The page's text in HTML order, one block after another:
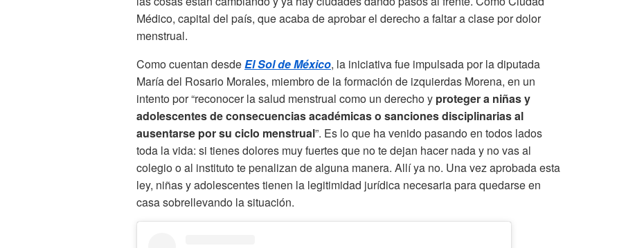
Médico, capital del país, que acaba de aprobar el derecho a faltar a clase por dolor
menstrual.
Como cuentan desdeEl Sol de México, la iniciativa fue impulsada por la diputada
María del Rosario Morales, miembro de la formación de izquierdas Morena, en un
intento por “reconocer la salud menstrual como un derecho y proteger a niñas y
adolescentes de consecuencias académicas o sanciones disciplinarias al
ausentarse por su ciclo menstrual”. Es lo que ha venido pasando en todos lados
toda la vida: si tienes dolores muy fuertes que no te dejan hacer nada y no vas al
colegio o al instituto te penalizan de alguna manera. Allí ya no. Una vez aprobada esta
ley, niñas y adolescentes tienen la legitimidad jurídica necesaria para quedarse en
casa sobrellevando la situación.